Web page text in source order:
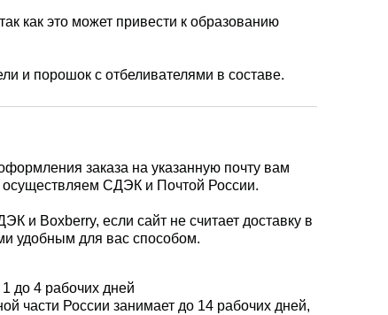
как это может привести к образованию
и порошок с отбеливателями в составе.
заказа на указанную почту вам
осуществляем СДЭК и Почтой России.
и Boxberry, если сайт не считает доставку в
удобным для вас способом.
до 4 рабочих дней
части России занимает до 14 рабочих дней,